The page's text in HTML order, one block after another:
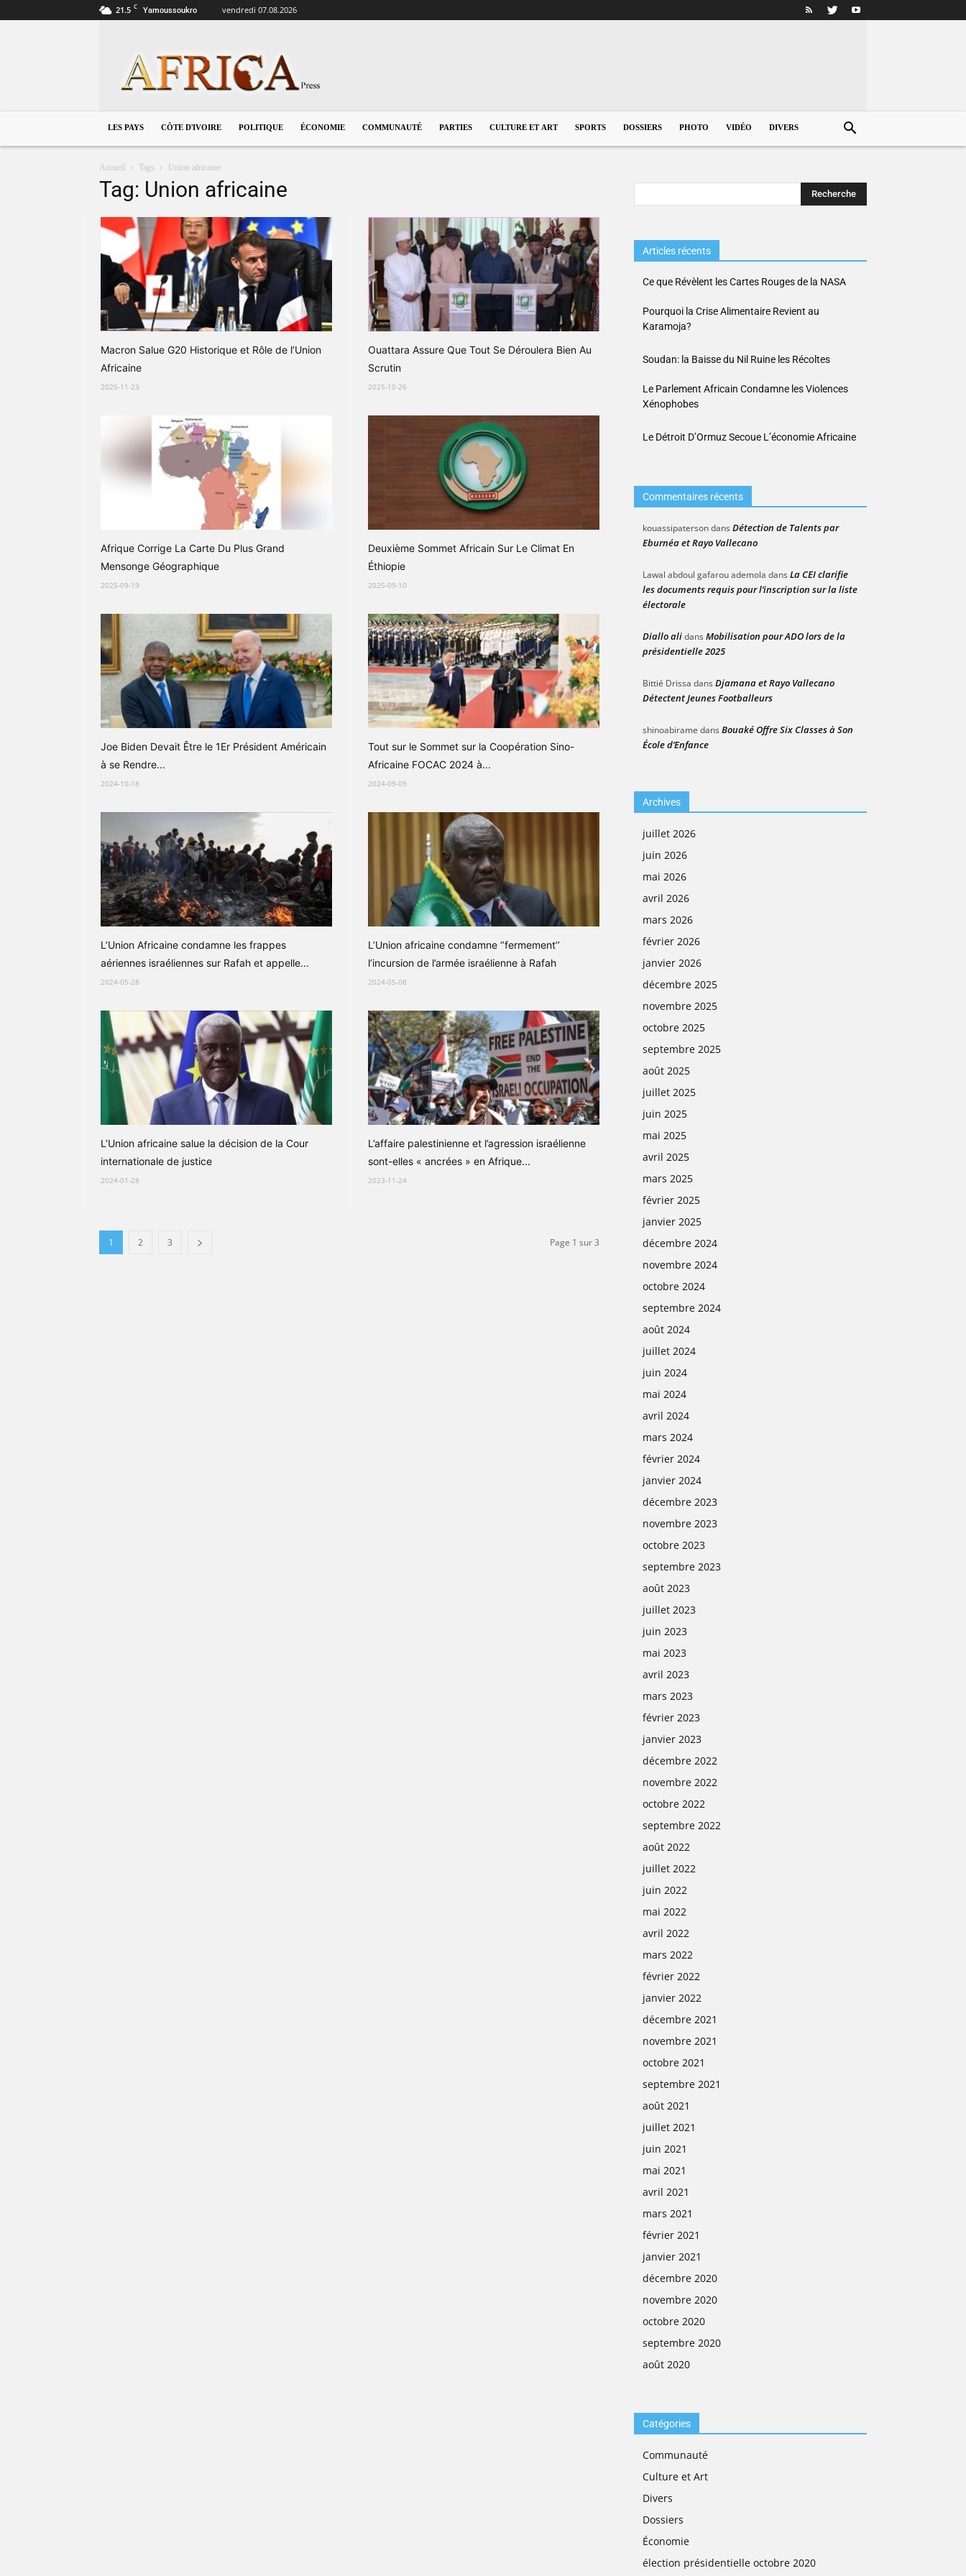
21.5 C Yamoussoukro vendredi 07.08.2026
d'Ivoire
LES PAYS CÔTE D’IVOIRE POLITIQUE ÉCONOMIE COMMUNAUTÉ PARTIES CULTURE ET ART SPORTS DOSSIERS PHOTO VIDÉO DIVERS
Accueil Tags Union africaine
Tag: Union africaine
Macron Salue G20 Historique et Rôle de l’Union
Africaine
2025-11-23
Ouattara Assure Que Tout Se Déroulera Bien Au
Scrutin
2025-10-26
Afrique Corrige La Carte Du Plus Grand
Mensonge Géographique
2025-09-19
Deuxième Sommet Africain Sur Le Climat En
Éthiopie
2025-09-10
Joe Biden Devait Être le 1Er Président Américain
à se Rendre...
2024-10-18
Tout sur le Sommet sur la Coopération Sino-
Africaine FOCAC 2024 à...
2024-09-09
L’Union Africaine condamne les frappes
aériennes israéliennes sur Rafah et appelle...
2024-05-28
L’Union africaine condamne ‘’fermement’’
l’incursion de l’armée israélienne à Rafah
2024-05-08
L’Union africaine salue la décision de la Cour
internationale de justice
2024-01-28
L’affaire palestinienne et l’agression israélienne
sont-elles « ancrées » en Afrique...
2023-11-24
1 2 3 Page 1 sur 3
Articles récents
Ce que Révèlent les Cartes Rouges de la NASA
Pourquoi la Crise Alimentaire Revient au
Karamoja?
Soudan: la Baisse du Nil Ruine les Récoltes
Le Parlement Africain Condamne les Violences
Xénophobes
Le Détroit D’Ormuz Secoue L’économie Africaine
Commentaires récents
kouassipatersondans Détection de Talents par
Eburnéa et Rayo Vallecano
Lawal abdoul gafarou ademola dans La CEI clarifie
les documents requis pour l’inscription sur la liste
électorale
Diallo alidans Mobilisation pour ADO lors de la
présidentielle 2025
Bittié Drissa dans Djamana et Rayo Vallecano
Détectent Jeunes Footballeurs
shinoabirame dans Bouaké Offre Six Classes à Son
École d’Enfance
Archives
juillet 2026
juin 2026
mai 2026
avril 2026
mars 2026
février 2026
janvier 2026
décembre 2025
novembre 2025
octobre 2025
septembre 2025
août 2025
juillet 2025
juin 2025
mai 2025
avril 2025
mars 2025
février 2025
janvier 2025
décembre 2024
novembre 2024
octobre 2024
septembre 2024
août 2024
juillet 2024
juin 2024
mai 2024
avril 2024
mars 2024
février 2024
janvier 2024
décembre 2023
novembre 2023
octobre 2023
septembre 2023
août 2023
juillet 2023
juin 2023
mai 2023
avril 2023
mars 2023
février 2023
janvier 2023
décembre 2022
novembre 2022
octobre 2022
septembre 2022
août 2022
juillet 2022
juin 2022
mai 2022
avril 2022
mars 2022
février 2022
janvier 2022
décembre 2021
novembre 2021
octobre 2021
septembre 2021
août 2021
juillet 2021
juin 2021
mai 2021
avril 2021
mars 2021
février 2021
janvier 2021
décembre 2020
novembre 2020
octobre 2020
septembre 2020
août 2020
Catégories
Communauté
Culture et Art
Divers
Dossiers
Économie
élection présidentielle octobre 2020